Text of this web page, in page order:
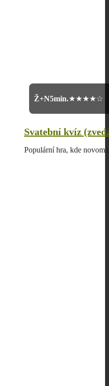
Ž+N5min.★★★★☆
Svatební kvíz
Populární hra, kde